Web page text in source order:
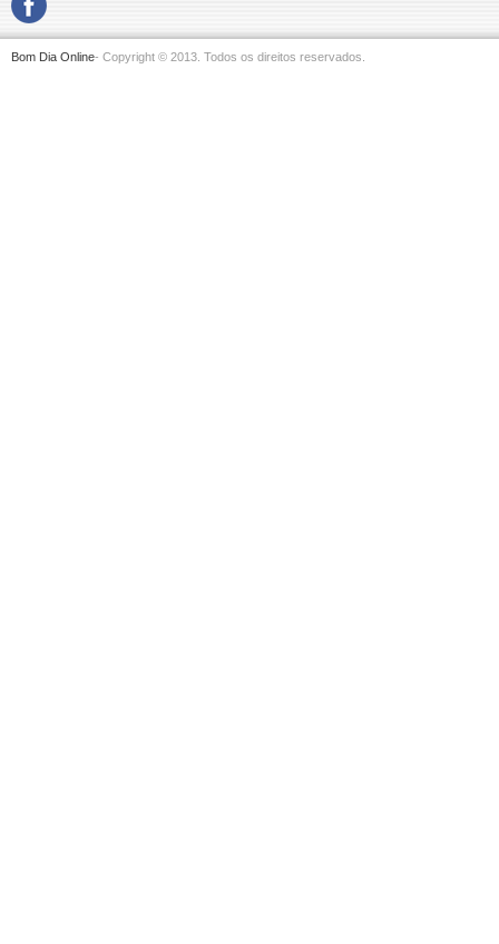
Bom Dia Online- Copyright © 2013. Todos os direitos reservados.